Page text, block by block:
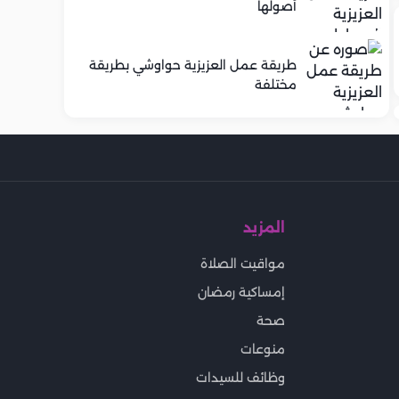
أصولها
طريقة عمل العزيزية حواوشي بطريقة
مختلفة
المزيد
مواقيت الصلاة
إمساكية رمضان
صحة
منوعات
وظائف للسيدات